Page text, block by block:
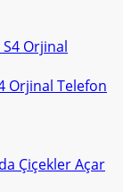
Orjinal Telefon